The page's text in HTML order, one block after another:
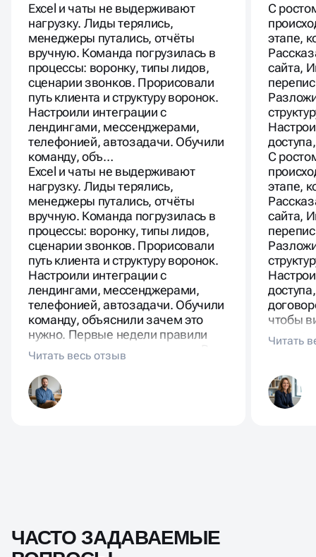
Excel и чаты не выдерживают
нагрузку. Лиды терялись,
менеджеры путались, отчёты
вручную. Команда погрузилась в
процессы: воронку, типы лидов,
сценарии звонков. Прорисовали
путь клиента и структуру воронок.
Настроили интеграции с
лендингами, мессенджерами,
телефонией, автозадачи. Обучили
команду, объ…
Excel и чаты не выдерживают
нагрузку. Лиды терялись,
менеджеры путались, отчёты
вручную. Команда погрузилась в
процессы: воронку, типы лидов,
сценарии звонков. Прорисовали
путь клиента и структуру воронок.
Настроили интеграции с
лендингами, мессенджерами,
телефонией, автозадачи. Обучили
команду, объяснили зачем это
нужно. Первые недели правили
поля, донастраивали статусы. В
CRM видно всё: от первого
касания до оплаты.
С
этапе,
сайта,
С
этапе,
сайта,
чтобы
не
ЧАСТО ЗАДАВАЕМЫЕ